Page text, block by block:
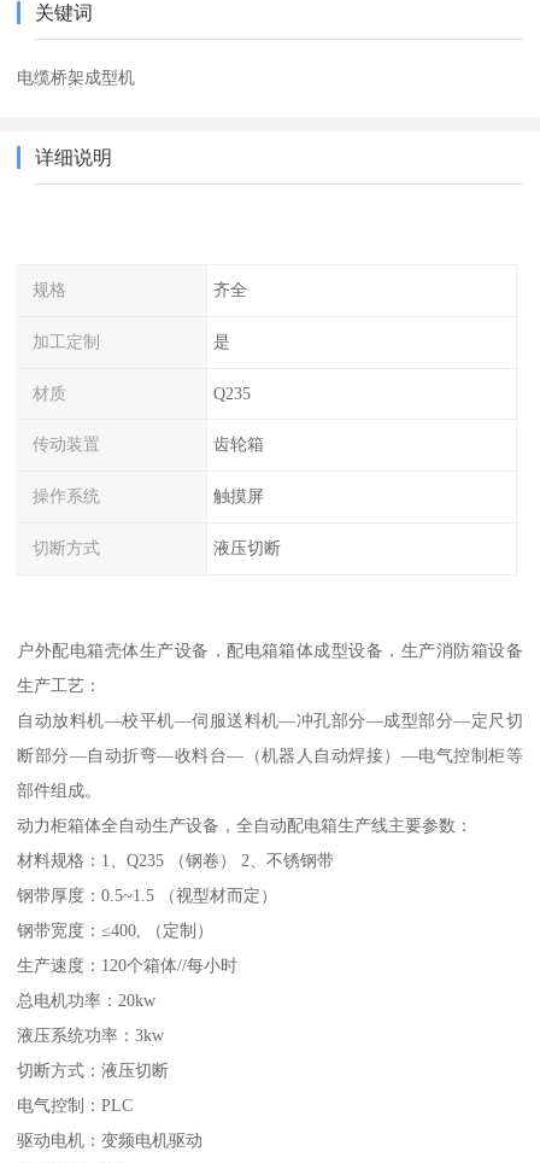
关键词
电缆桥架成型机
详细说明
规格 齐全
加工定制 是
材质 Q235
传动装置 齿轮箱
操作系统 触摸屏
切断方式 液压切断
户外配电箱壳体生产设备，配电箱箱体成型设备，生产消防箱设备
生产工艺：
自动放料机—校平机—伺服送料机—冲孔部分—成型部分—定尺切
断部分—自动折弯—收料台—（机器人自动焊接）—电气控制柜等
部件组成。
动力柜箱体全自动生产设备，全自动配电箱生产线主要参数：
材料规格：1、Q235 （钢卷） 2、不锈钢带
钢带厚度：0.5~1.5 （视型材而定）
钢带宽度：≤400, （定制）
生产速度：120个箱体//每小时
总电机功率：20kw
液压系统功率：3kw
切断方式：液压切断
电气控制：PLC
驱动电机：变频电机驱动